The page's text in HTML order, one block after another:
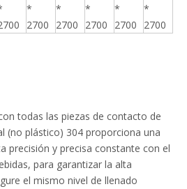
*
2700
*
2700
*
2700
*
2700
*
2700
todas las piezas de contacto de
(no plástico) 304 proporciona una
precisión y precisa constante con el
para garantizar la alta
el mismo nivel de llenado